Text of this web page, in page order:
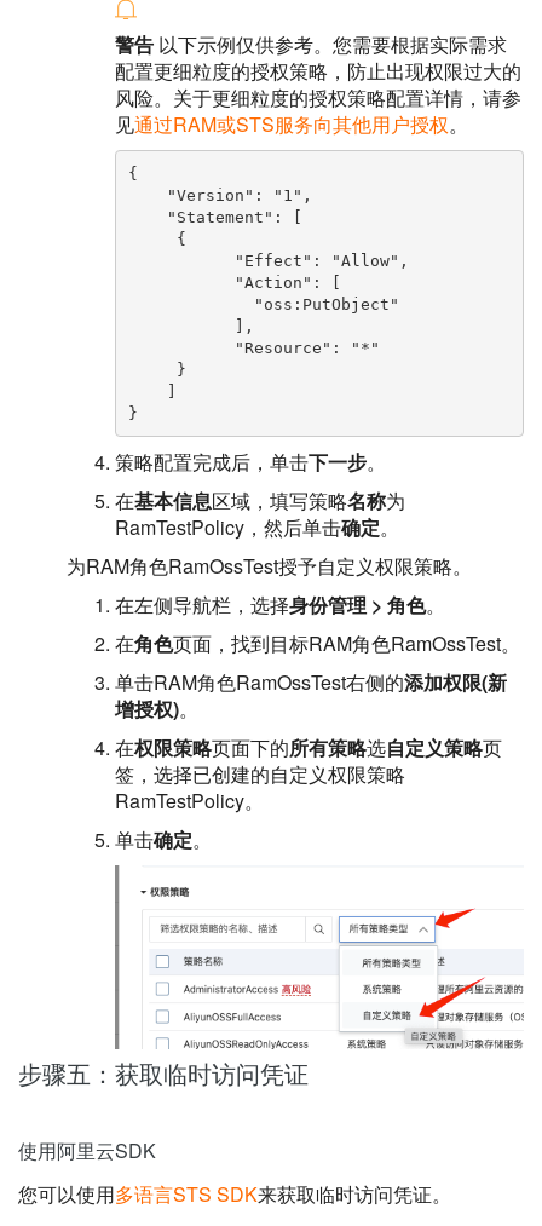
警告 以下示例仅供参考。您需要根据实际需求
配置更细粒度的授权策略，防止出现权限过大的
风险。关于更细粒度的授权策略配置详情，请参
见通过RAM或STS服务向其他用户授权。
{
"Version": "1",
"Statement": [
{
"Effect": "Allow",
"Action": [
"oss:PutObject"
],
"Resource": "*"
}
}
策略配置完成后，单击下一步。
在基本信息区域，填写策略名称为
RamTestPolicy，然后单击确定。
为RAM角色RamOssTest授予自定义权限策略。
在左侧导航栏，选择身份管理 > 角色。
在角色页面，找到目标RAM角色RamOssTest。
单击RAM角色RamOssTest右侧的添加权限(新
增授权)。
在权限策略页面下的所有策略选自定义策略页
签，选择已创建的自定义权限策略
RamTestPolicy。
单击确定。
步骤五：获取临时访问凭证
使用阿里云SDK
您可以使用多语言STS SDK来获取临时访问凭证。